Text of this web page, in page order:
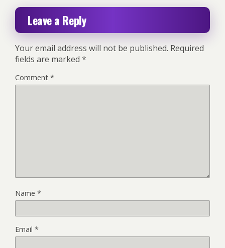
Leave a Reply
Your email address will not be published. Required
fields are marked *
Comment *
Name *
Email *